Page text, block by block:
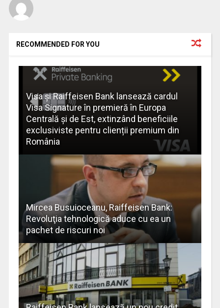
RECOMMENDED FOR YOU
Visa și Raiffeisen Bank lansează cardul
Visa Signature în premieră în Europa
Centrală şi de Est, extinzând beneficiile
exclusiviste pentru clienții premium din
România
Mircea Busuioceanu, Raiffeisen Bank:
Revoluţia tehnologică aduce cu ea un
pachet de riscuri noi